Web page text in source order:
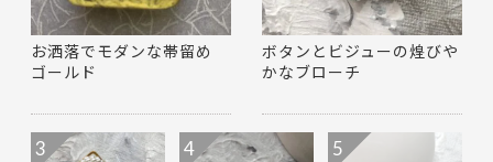
お洒落でモダンな帯留め
ゴールド
ボタンとビジューの煌びや
かなブローチ
3 4 5